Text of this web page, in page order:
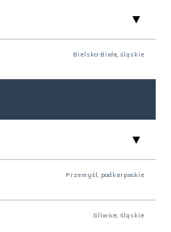
Bielsko-Biała, śląskie
Przemyśl, podkarpackie
Gliwice, śląskie